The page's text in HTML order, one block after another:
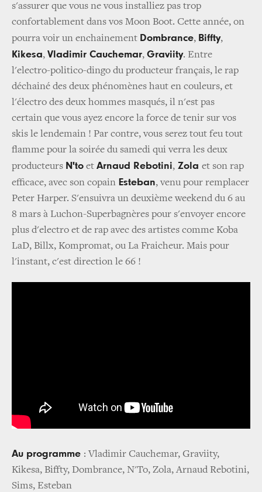
s'assurer que vous ne vous installiez pas trop
confortablement dans vos Moon Boot. Cette année, on
pourra voir un enchainement Dombrance, Biffty,
Kikesa, Vladimir Cauchemar, Graviity. Entre
l'electro-politico-dingo du producteur français, le rap
déchainé des deux phénomènes haut en couleurs, et
l'électro des deux hommes masqués, il n'est pas
certain que vous ayez encore la force de tenir sur vos
skis le lendemain ! Par contre, vous serez tout feu tout
flamme pour la soirée du samedi qui verra les deux
producteurs N'to et Arnaud Rebotini, Zola et son rap
efficace, avec son copain Esteban, venu pour remplacer
Peter Harper. S'ensuivra un deuxième weekend du 6 au
8 mars à Luchon-Superbagnères pour s'envoyer encore
plus d'electro et de rap avec des artistes comme Koba
LaD, Billx, Kompromat, ou La Fraicheur. Mais pour
l'instant, c'est direction le 66 !
Au programme : Vladimir Cauchemar, Graviity,
Kikesa, Biffty, Dombrance, N'To, Zola, Arnaud Rebotini,
Sims, Esteban